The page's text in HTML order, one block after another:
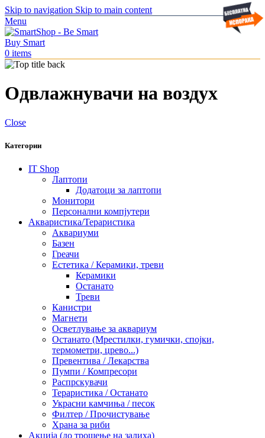
Skip to navigation Skip to main content
Menu
0 items
Одвлажнувачи на воздух
Close
Категории
IT Shop
Лаптопи
Додатоци за лаптопи
Монитори
Персонални компјутери
Акваристика/Тераристика
Аквариуми
Базен
Греачи
Естетика / Керамики, треви
Керамики
Останато
Треви
Канистри
Магнети
Осветлување за аквариум
Останато (Мрестилки, гумички, спојки,
термометри, црево...)
Превентива / Лекарства
Пумпи / Компресори
Распрскувачи
Тераристика / Останато
Украсни камчиња / песок
Филтер / Прочистување
Храна за риби
Акција (до трошење на залиха)